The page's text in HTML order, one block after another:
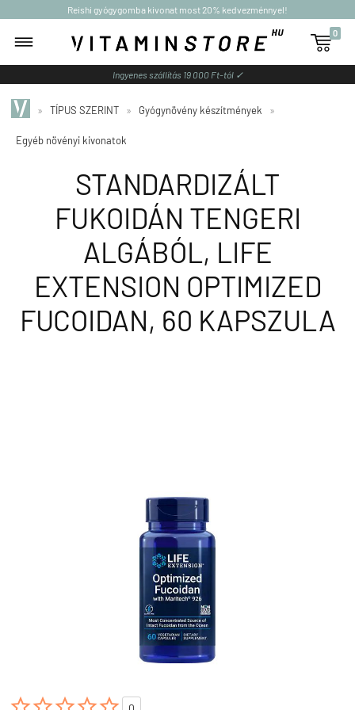
Reishi gyógygomba kivonat most 20% kedvezménnyel!

0
Ingyenes szállítás 19 000 Ft-tól ✓
» TÍPUS SZERINT » Gyógynövény készítmények »
Egyéb növényi kivonatok
STANDARDIZÁLT
FUKOIDÁN TENGERI
ALGÁBÓL, LIFE
EXTENSION OPTIMIZED
FUCOIDAN, 60 KAPSZULA